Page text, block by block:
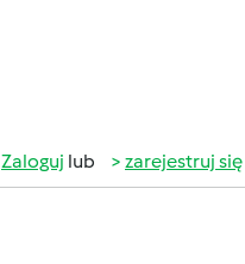
Zaloguj lub zarejestruj się